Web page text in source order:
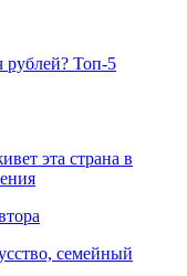
рублей? Топ-5
эта страна в
семейный